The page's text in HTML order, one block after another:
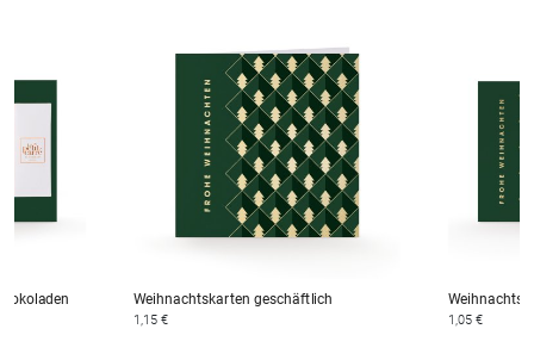
Weihnachtskarten geschäftlich
1,15 € 1,05 €